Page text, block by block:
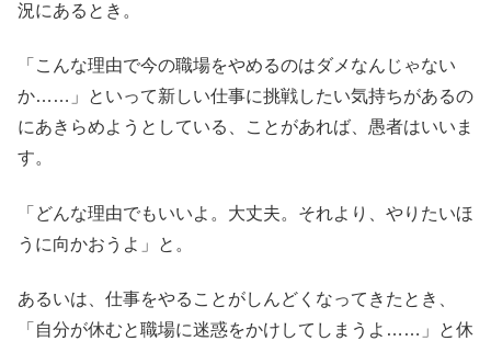
況にあるとき。
「こんな理由で今の職場をやめるのはダメなんじゃない
か……」といって新しい仕事に挑戦したい気持ちがあるの
にあきらめようとしている、ことがあれば、愚者はいいま
す。
「どんな理由でもいいよ。大丈夫。それより、やりたいほ
うに向かおうよ」と。
あるいは、仕事をやることがしんどくなってきたとき、
「自分が休むと職場に迷惑をかけしてしまうよ……」と休